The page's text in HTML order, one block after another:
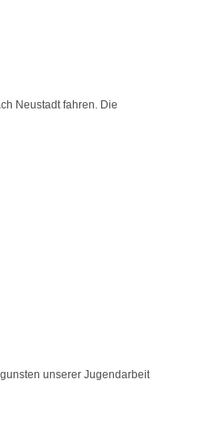
Neustadt fahren. Die
unserer Jugendarbeit